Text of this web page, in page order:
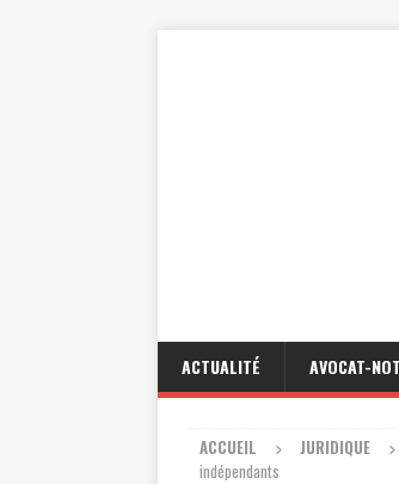
ACTUALITÉ AVOCAT-
ACCUEIL JURIDIQUE
indépendants